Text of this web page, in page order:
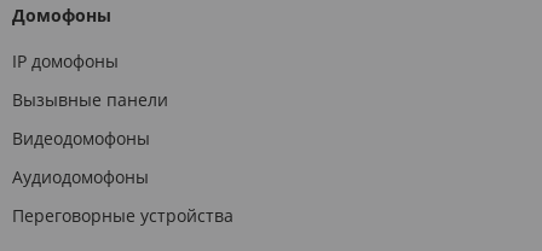
Домофоны
IP домофоны
Вызывные панели
Видеодомофоны
Аудиодомофоны
Переговорные устройства